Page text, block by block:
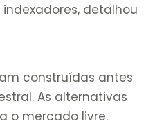
detalhou
construídas antes
As alternativas
o mercado livre.